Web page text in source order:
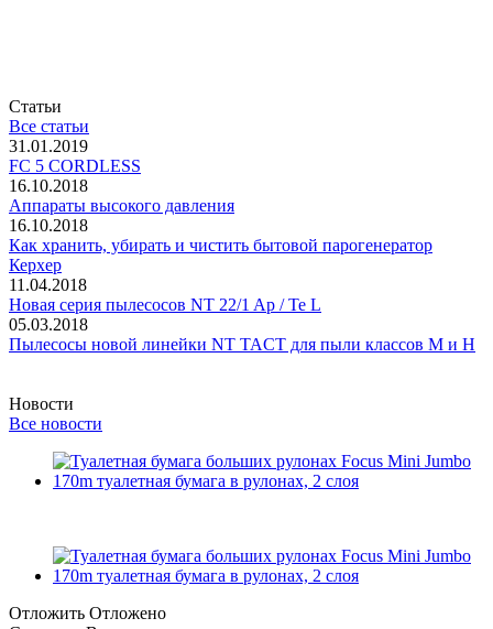
Статьи
Все статьи
31.01.2019
FC 5 CORDLESS
16.10.2018
Аппараты высокого давления
16.10.2018
Как хранить, убирать и чистить бытовой парогенератор
Керхер
11.04.2018
Новая серия пылесосов NT 22/1 Ap / Te L
05.03.2018
Пылесосы новой линейки NT TACT для пыли классов M и H
Новости
Все новости
Отложить Отложено